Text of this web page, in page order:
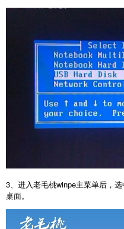
3、进入老毛桃winpe主菜单后，
桌面。